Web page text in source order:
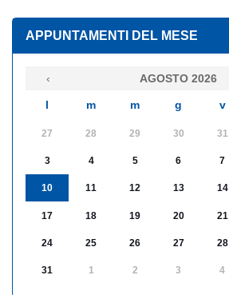
APPUNTAMENTI DEL MESE
‹ AGOSTO 2026
l m m g v
27 28 29 30 31
3 4 5 6 7
10 11 12 13 14
17 18 19 20 21
24 25 26 27 28
31 1 2 3 4